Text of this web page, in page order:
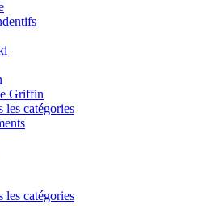
Griffin
les catégories
les catégories